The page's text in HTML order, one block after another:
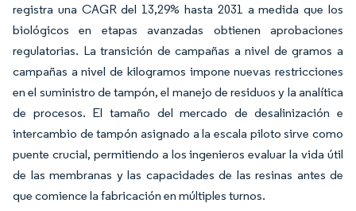
registra una CAGR del 13,29% hasta 2031 a medida que los
biológicos en etapas avanzadas obtienen aprobaciones
regulatorias. La transición de campañas a nivel de gramos a
campañas a nivel de kilogramos impone nuevas restricciones
en el suministro de tampón, el manejo de residuos y la analítica
de procesos. El tamaño del mercado de desalinización e
intercambio de tampón asignado a la escala piloto sirve como
puente crucial, permitiendo a los ingenieros evaluar la vida útil
de las membranas y las capacidades de las resinas antes de
que comience la fabricación en múltiples turnos.